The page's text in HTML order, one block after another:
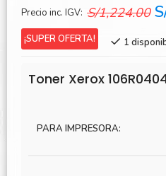
Precio inc. IGV: S/1,224.00
¡SUPER OFERTA! 1
Toner Xerox
PARA IMPRESORA: